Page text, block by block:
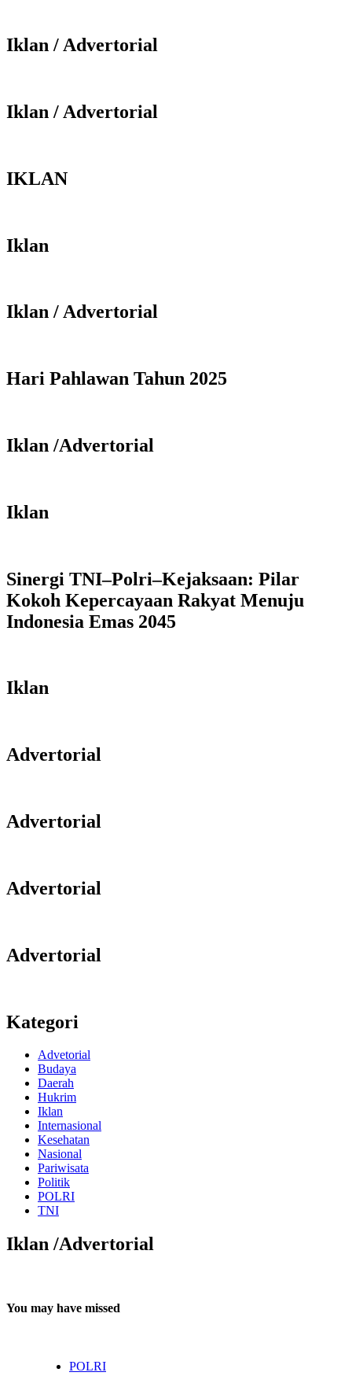
Iklan / Advertorial
Iklan / Advertorial
IKLAN
Iklan
Iklan / Advertorial
Hari Pahlawan Tahun 2025
Iklan /Advertorial
Iklan
Sinergi TNI–Polri–Kejaksaan: Pilar
Kokoh Kepercayaan Rakyat Menuju
Indonesia Emas 2045
Iklan
Advertorial
Advertorial
Advertorial
Advertorial
Kategori
Advetorial
Budaya
Daerah
Hukrim
Iklan
Internasional
Kesehatan
Nasional
Pariwisata
Politik
POLRI
TNI
Iklan /Advertorial
You may have missed
POLRI